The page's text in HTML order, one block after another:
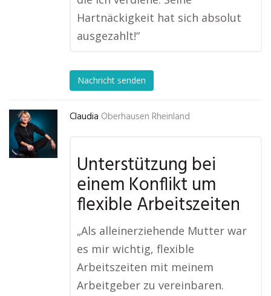
Hartnäckigkeit hat sich absolut
ausgezahlt!“
Nachricht senden
Claudia Oberhausen Rheinland
Unterstützung bei
einem Konflikt um
flexible Arbeitszeiten
„Als alleinerziehende Mutter war
es mir wichtig, flexible
Arbeitszeiten mit meinem
Arbeitgeber zu vereinbaren.